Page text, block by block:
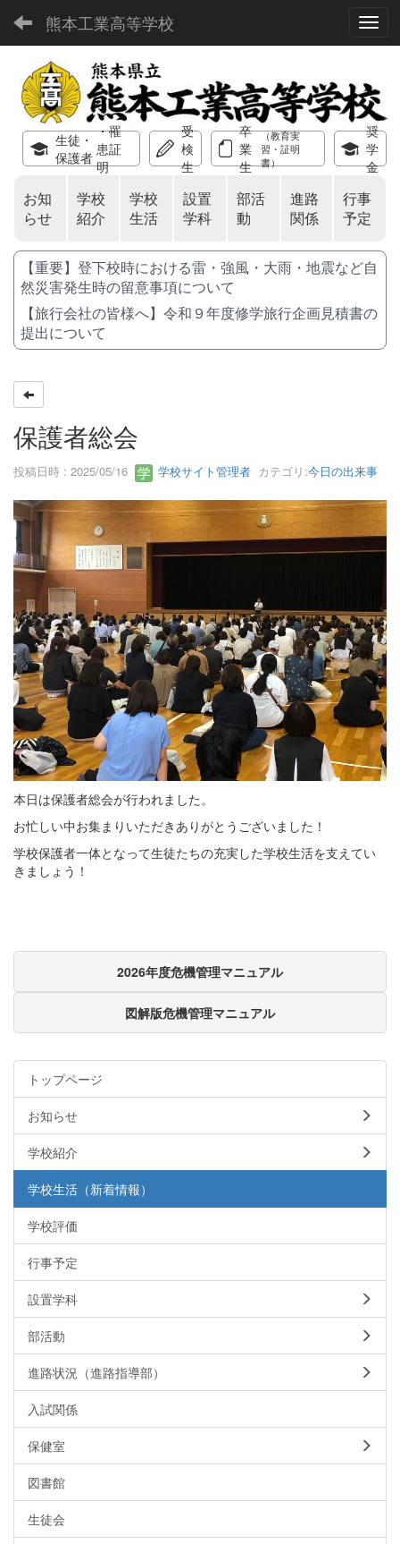
熊本工業高等学校
生徒・
保護者
・罹
患証
明
受
検
生
卒
業
生
（教育実
習・証明
書）
奨
学
金
お知
らせ
学校
紹介
学校
生活
設置
学科
部活
動
進路
関係
行事
予定
【重要】登下校時における雷・強風・大雨・地震など自
然災害発生時の留意事項について
【旅行会社の皆様へ】令和９年度修学旅行企画見積書の
提出について
保護者総会
投稿日時 : 2025/05/16 学校サイト管理者 カテゴリ:今日の出来事
本日は保護者総会が行われました。
お忙しい中お集まりいただきありがとうございました！
学校保護者一体となって生徒たちの充実した学校生活を支えてい
きましょう！
2026年度危機管理マニュアル
図解版危機管理マニュアル
トップページ
お知らせ
学校紹介
学校生活（新着情報）
学校評価
行事予定
設置学科
部活動
進路状況（進路指導部）
入試関係
保健室
図書館
生徒会